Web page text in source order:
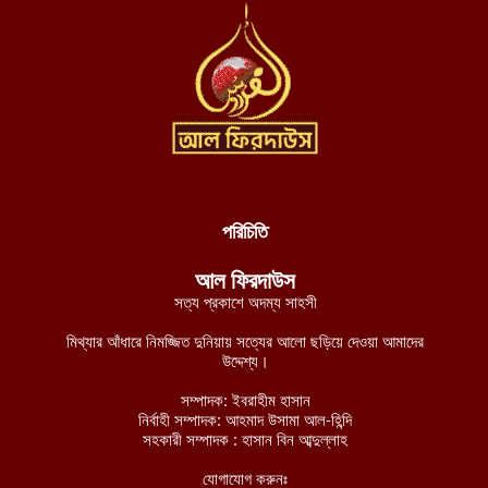
গাজীপুরের কালিয়াকৈরে অজ্ঞাত নারীর লাশ উদ্ধার
উত্তর প্রদেশের মথুরায় ঐতিহাসিক শাহী ঈদগাহ মসজিদের স্থলে আবারও
কৃষ্ণ মন্দির নির্মাণের দাবি, মসজিদের জন্য বিকল্প জমির প্রস্তাব
নোয়াখালীর কবিরহাটে নিখোঁজের এক দিন পর যুবদলনেতার লাশ উদ্ধার
ব্রাহ্মণবাড়িয়ায় ভাড়া বাসা থেকে ষষ্ঠ শ্রেণির ছাত্রের লাশ উদ্ধার
মানিকগঞ্জে যমুনার ভাঙনে তিন শতাধিক ঘর-বাড়ি নদীগর্ভে বিলীন, হুমকির মুখে
পরিচিতি
আল ফিরদাউস
সত্য প্রকাশে অদম্য সাহসী
মিথ্যার আঁধারে নিমজ্জিত দুনিয়ায় সত্যের আলো ছড়িয়ে দেওয়া আমাদের
উদ্দেশ্য।
সম্পাদক: ইবরাহীম হাসান
নির্বাহী সম্পাদক: আহমাদ উসামা আল-হিন্দি
সহকারী সম্পাদক : হাসান বিন আব্দুল্লাহ
যোগাযোগ করুনঃ